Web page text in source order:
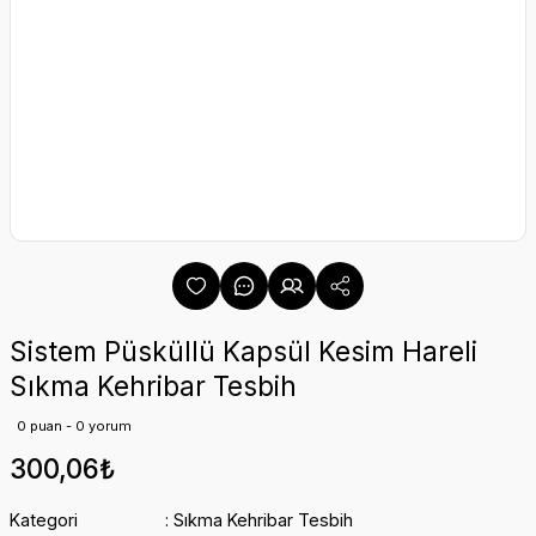
Sistem Püsküllü Kapsül Kesim Hareli
Sıkma Kehribar Tesbih
0 puan - 0 yorum
300,06₺
Kategori Sıkma Kehribar Tesbih